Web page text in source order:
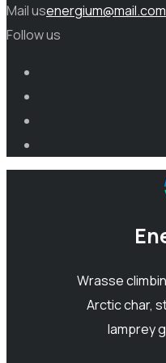
Mail usenergium@mail.com
Follow us
Wrasse
Arctic char,
lamprey